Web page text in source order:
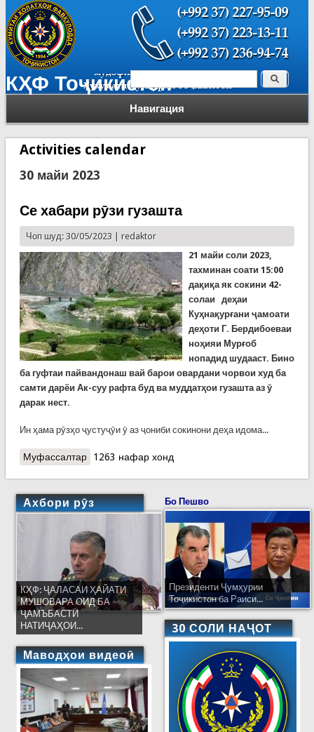
КҲФ Тоҷикистон
Навигация
Форма поиска Поиск
Activities calendar
30 майи 2023
Се хабари рӯзи гузашта
Чоп шуд: 30/05/2023 | redaktor
21 майи соли 2023,
тахминан соати 15:00
дақиқа як сокини 42-
солаи деҳаи
Куҳнақурғани ҷамоати
деҳоти Г. Бердибоеваи
ноҳияи Мурғоб
нопадид шудааст. Бино
ба гуфтаи пайвандонаш вай барои овардани чорвои худ ба
самти дарёи Ак-суу рафта буд ва муддатҳои гузашта аз ӯ
дарак нест.
Ин ҳама рӯзҳо ҷустуҷӯи ӯ аз ҷониби сокинони деҳа идома...
Муфассалтаро Се хабари рӯзи гузашта
1263 нафар хонд
Ахбори рӯз
КҲФ: ҶАЛАСАИ ҲАЙАТИ
МУШОВАРА ОИД БА
ҶАМЪБАСТИ
НАТИҶАҲОИ...
Маводҳои видеоӣ
Бо Пешво
Президенти Ҷумҳурии
Тоҷикистон ба Раиси...
30 СОЛИ НАҶОТ